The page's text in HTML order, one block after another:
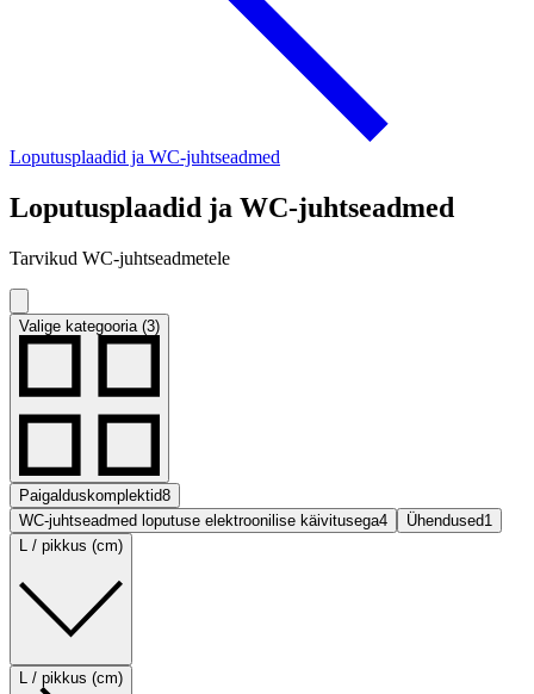
Loputusplaadid ja WC-juhtseadmed
Loputusplaadid ja WC-juhtseadmed
Tarvikud WC-juhtseadmetele
Valige kategooria (3)
Paigalduskomplektid8
WC-juhtseadmed loputuse elektroonilise käivitusega4 Ühendused1
L / pikkus (cm)
L / pikkus (cm)